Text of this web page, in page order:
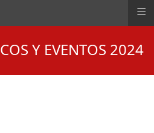
Y EVENTOS 2024
≡